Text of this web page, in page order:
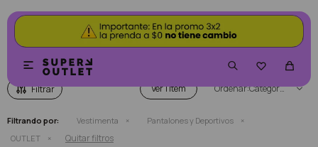

 PANTALONES Y DEPORTIVOS OUTLET
Ver Categoría
Filtrando por: Vestimenta
Pantalones y Deportivos
OUTLET
Quitar filtros